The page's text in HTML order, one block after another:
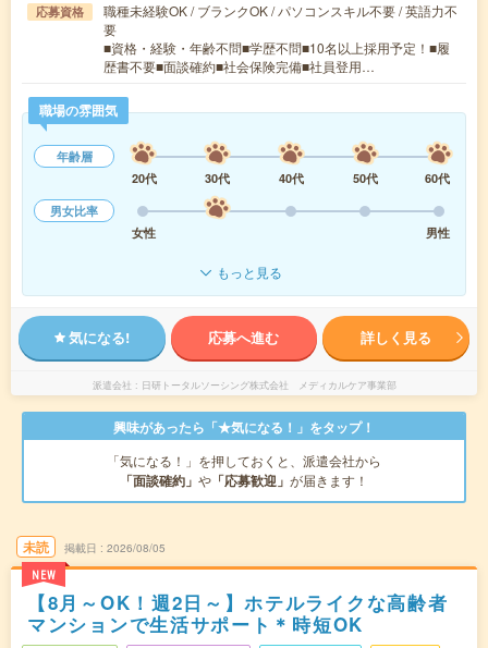
応募資格
職種未経験OK / ブランクOK / パソコンスキル不要 / 英語力不
要
■資格・経験・年齢不問■学歴不問■10名以上採用予定！■履
歴書不要■面談確約■社会保険完備■社員登用…
職場の雰囲気
年齢層
20代
30代 40代 50代
60代
男女比率
女性
男性
もっと見る
気になる! 応募へ進む 詳しく見る
派遣会社 日研トータルソーシング株式会社 メディカルケア事業部
興味があったら「★気になる！」をタップ！
「気になる！」を押しておくと、派遣会社から
「面談確約」 や 「応募歓迎」 が届きます！
未読
NEW
掲載日 2026/08/05
【8月～OK！週2日～】ホテルライクな高齢者
マンションで生活サポート＊時短OK